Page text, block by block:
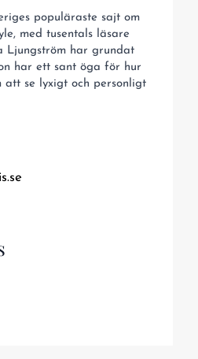
populäraste sajt om
med tusentals läsare
Ljungström har grundat
har ett sant öga för hur
att se lyxigt och personligt